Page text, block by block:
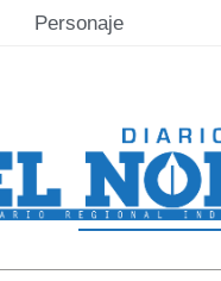
Personaje